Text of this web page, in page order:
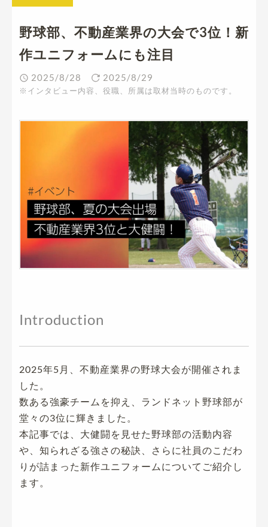
野球部、不動産業界の大会で3位！新
作ユニフォームにも注目
2025/8/28 2025/8/29
※インタビュー内容、役職、所属は取材当時のものです。
Introduction
2025年5月、不動産業界の野球大会が開催されま
した。
数ある強豪チームを抑え、ランドネット野球部が
堂々の3位に輝きました。
本記事では、大健闘を見せた野球部の活動内容
や、知られざる強さの秘訣、さらに社員のこだわ
りが詰まった新作ユニフォームについてご紹介し
ます。